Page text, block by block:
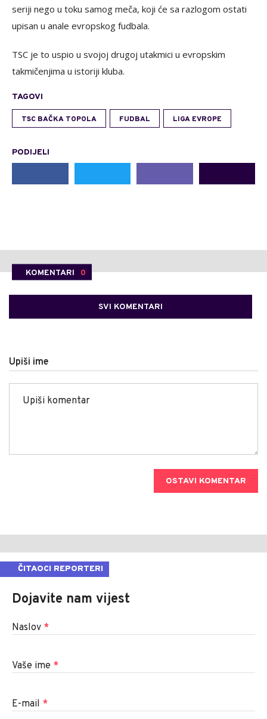
seriji nego u toku samog meča, koji će sa razlogom ostati
upisan u anale evropskog fudbala.
TSC je to uspio u svojoj drugoj utakmici u evropskim
takmičenjima u istoriji kluba.
TAGOVI
TSC BAČKA TOPOLA FUDBAL LIGA EVROPE
PODIJELI
KOMENTARI 0
SVI KOMENTARI
Upiši ime
OSTAVI KOMENTAR
ČITAOCI REPORTERI
Dojavite nam vijest
Naslov *
Vaše ime *
E-mail *